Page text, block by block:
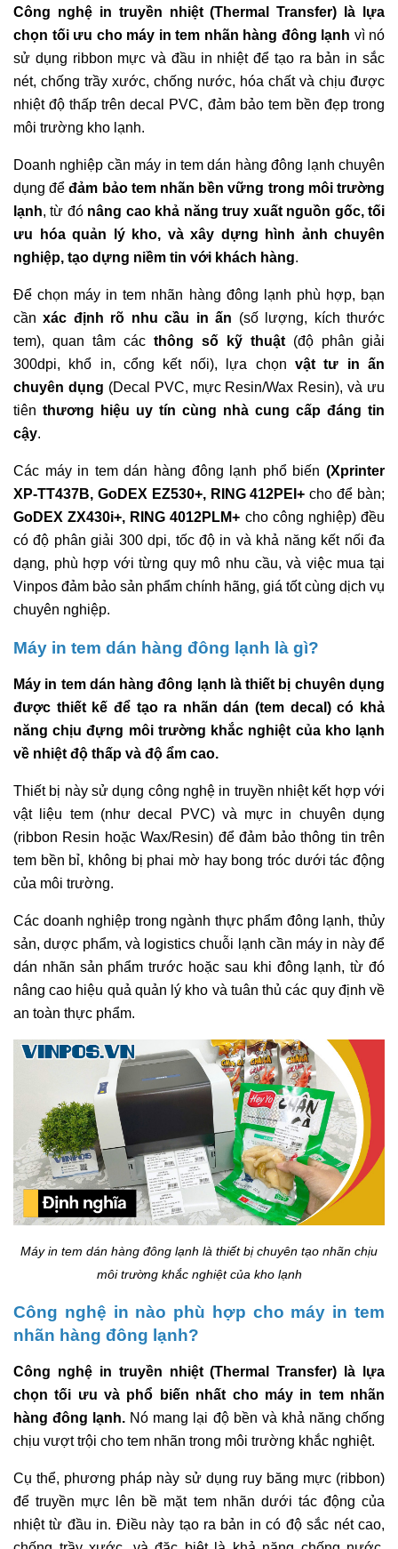
Công nghệ in truyền nhiệt (Thermal Transfer) là lựa
chọn tối ưu cho máy in tem nhãn hàng đông lạnh vì nó
sử dụng ribbon mực và đầu in nhiệt để tạo ra bản in sắc
nét, chống trầy xước, chống nước, hóa chất và chịu được
nhiệt độ thấp trên decal PVC, đảm bảo tem bền đẹp trong
môi trường kho lạnh.
Doanh nghiệp cần máy in tem dán hàng đông lạnh chuyên
dụng đểđảm bảo tem nhãn bền vững trong môi trường
lạnh, từ đó nâng cao khả năng truy xuất nguồn gốc, tối
ưu hóa quản lý kho, và xây dựng hình ảnh chuyên
nghiệp, tạo dựng niềm tin với khách hàng.
Để chọn máy in tem nhãn hàng đông lạnh phù hợp, bạn
cầnxác định rõ nhu cầu in ấn (số lượng, kích thước
tem), quan tâm các thông số kỹ thuật (độ phân giải
300dpi, khổ in, cổng kết nối), lựa chọn vật tư in ấn
chuyên dụng (Decal PVC, mực Resin/Wax Resin), và ưu
tiên thương hiệu uy tín cùng nhà cung cấp đáng tin
cậy.
Các máy in tem dán hàng đông lạnh phổ biến (Xprinter
XP-TT437B, GoDEX EZ530+, RING 412PEI+ cho để bàn;
GoDEX ZX430i+, RING 4012PLM+ cho công nghiệp) đều
có độ phân giải 300 dpi, tốc độ in và khả năng kết nối đa
dạng, phù hợp với từng quy mô nhu cầu, và việc mua tại
Vinpos đảm bảo sản phẩm chính hãng, giá tốt cùng dịch vụ
chuyên nghiệp.
Máy in tem dán hàng đông lạnh là gì?
Máy in tem dán hàng đông lạnh là thiết bị chuyên dụng
được thiết kế để tạo ra nhãn dán (tem decal) có khả
năng chịu đựng môi trường khắc nghiệt của kho lạnh
về nhiệt độ thấp và độ ẩm cao.
Thiết bị này sử dụng công nghệ in truyền nhiệt kết hợp với
vật liệu tem (như decal PVC) và mực in chuyên dụng
(ribbon Resin hoặc Wax/Resin) để đảm bảo thông tin trên
tem bền bỉ, không bị phai mờ hay bong tróc dưới tác động
của môi trường.
Các doanh nghiệp trong ngành thực phẩm đông lạnh, thủy
sản, dược phẩm, và logistics chuỗi lạnh cần máy in này để
dán nhãn sản phẩm trước hoặc sau khi đông lạnh, từ đó
nâng cao hiệu quả quản lý kho và tuân thủ các quy định về
an toàn thực phẩm.
Máy in tem dán hàng đông lạnh là thiết bị chuyên tạo nhãn chịu
môi trường khắc nghiệt của kho lạnh
Công nghệ in nào phù hợp cho máy in tem
nhãn hàng đông lạnh?
Công nghệ in truyền nhiệt (Thermal Transfer) là lựa
chọn tối ưu và phổ biến nhất cho máy in tem nhãn
hàng đông lạnh. Nó mang lại độ bền và khả năng chống
chịu vượt trội cho tem nhãn trong môi trường khắc nghiệt.
Cụ thể, phương pháp này sử dụng ruy băng mực (ribbon)
để truyền mực lên bề mặt tem nhãn dưới tác động của
nhiệt từ đầu in. Điều này tạo ra bản in có độ sắc nét cao,